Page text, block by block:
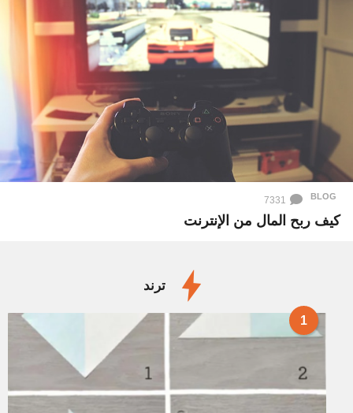
BLOG
7331
كيف ربح المال من الإنترنت
ترند
1